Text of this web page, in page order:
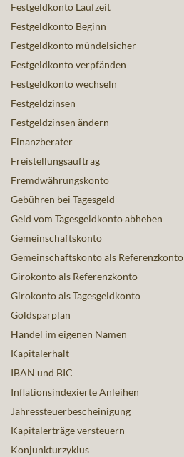
Festgeldkonto Laufzeit
Festgeldkonto Beginn
Festgeldkonto mündelsicher
Festgeldkonto verpfänden
Festgeldkonto wechseln
Festgeldzinsen
Festgeldzinsen ändern
Finanzberater
Freistellungsauftrag
Fremdwährungskonto
Gebühren bei Tagesgeld
Geld vom Tagesgeldkonto abheben
Gemeinschaftskonto
Gemeinschaftskonto als Referenzkonto
Girokonto als Referenzkonto
Girokonto als Tagesgeldkonto
Goldsparplan
Handel im eigenen Namen
Kapitalerhalt
IBAN und BIC
Inflationsindexierte Anleihen
Jahressteuerbescheinigung
Kapitalerträge versteuern
Konjunkturzyklus